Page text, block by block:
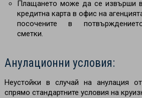
Плащането може да се извърши
кредитна карта в офис на
посочените в
сметки.
Анулационни условия:
Неустойки в случай на анулация
спрямо стандартните условия на